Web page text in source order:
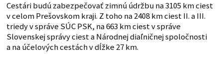
Cestári budú zabezpečovať zimnú údržbu na 3105 km ciest
v celom Prešovskom kraji. Z toho na 2408 km ciest II. a III.
triedy v správe SÚC PSK, na 663 km ciest v správe
Slovenskej správy ciest a Národnej diaľničnej spoločnosti
a na účelových cestách v dĺžke 27 km.